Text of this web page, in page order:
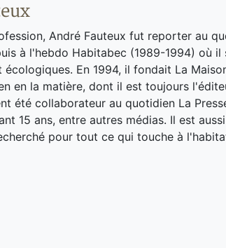
André Fauteux fut reporter au
à l'hebdo Habitabec (1989-1994) où il
écologiques. En 1994, il fondait La
en la matière, dont il est toujours
été collaborateur au quotidien La
15 ans, entre autres médias. Il est
pour tout ce qui touche à